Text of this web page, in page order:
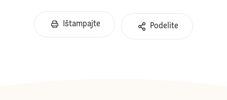
Ištampajte Podelite